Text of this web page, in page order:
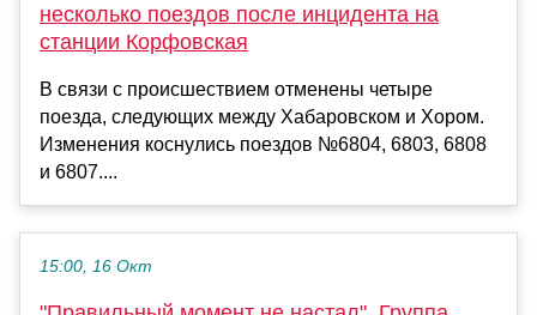
несколько поездов после инцидента на
станции Корфовская
В связи с происшествием отменены четыре
поезда, следующих между Хабаровском и Хором.
Изменения коснулись поездов №6804, 6803, 6808
и 6807....
15:00, 16 Окт